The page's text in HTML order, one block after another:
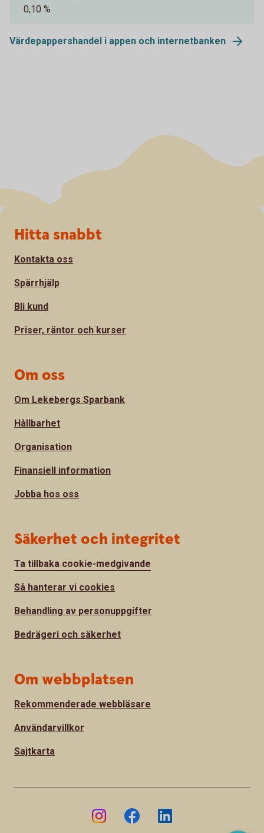
0,10 %
Värdepappershandel i appen och internetbanken
Sidfot
Hitta snabbt
Kontakta oss
Spärrhjälp
Bli kund
Priser, räntor och kurser
Om oss
Om Lekebergs Sparbank
Hållbarhet
Organisation
Finansiell information
Jobba hos oss
Säkerhet och integritet
Ta tillbaka cookie-medgivande
Så hanterar vi cookies
Behandling av personuppgifter
Bedrägeri och säkerhet
Om webbplatsen
Rekommenderade webbläsare
Användarvillkor
Sajtkarta